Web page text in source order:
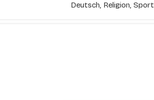
Deutsch, Religion, Sport